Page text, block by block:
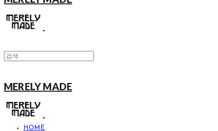
MERELY MADE
HOME